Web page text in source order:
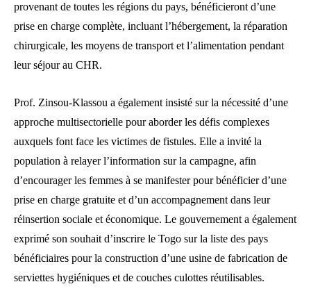
provenant de toutes les régions du pays, bénéficieront d’une
prise en charge complète, incluant l’hébergement, la réparation
chirurgicale, les moyens de transport et l’alimentation pendant
leur séjour au CHR.
Prof. Zinsou-Klassou a également insisté sur la nécessité d’une
approche multisectorielle pour aborder les défis complexes
auxquels font face les victimes de fistules. Elle a invité la
population à relayer l’information sur la campagne, afin
d’encourager les femmes à se manifester pour bénéficier d’une
prise en charge gratuite et d’un accompagnement dans leur
réinsertion sociale et économique. Le gouvernement a également
exprimé son souhait d’inscrire le Togo sur la liste des pays
bénéficiaires pour la construction d’une usine de fabrication de
serviettes hygiéniques et de couches culottes réutilisables.